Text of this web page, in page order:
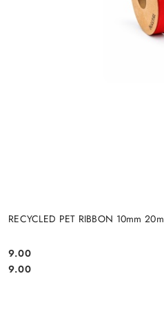
RECYCLED PET RIBBON 10mm
Cena:
9.00
Cena:
9.00